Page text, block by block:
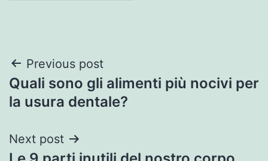
Post
navigation
Previous post
Quali sono gli alimenti più nocivi per
la usura dentale?
Next post